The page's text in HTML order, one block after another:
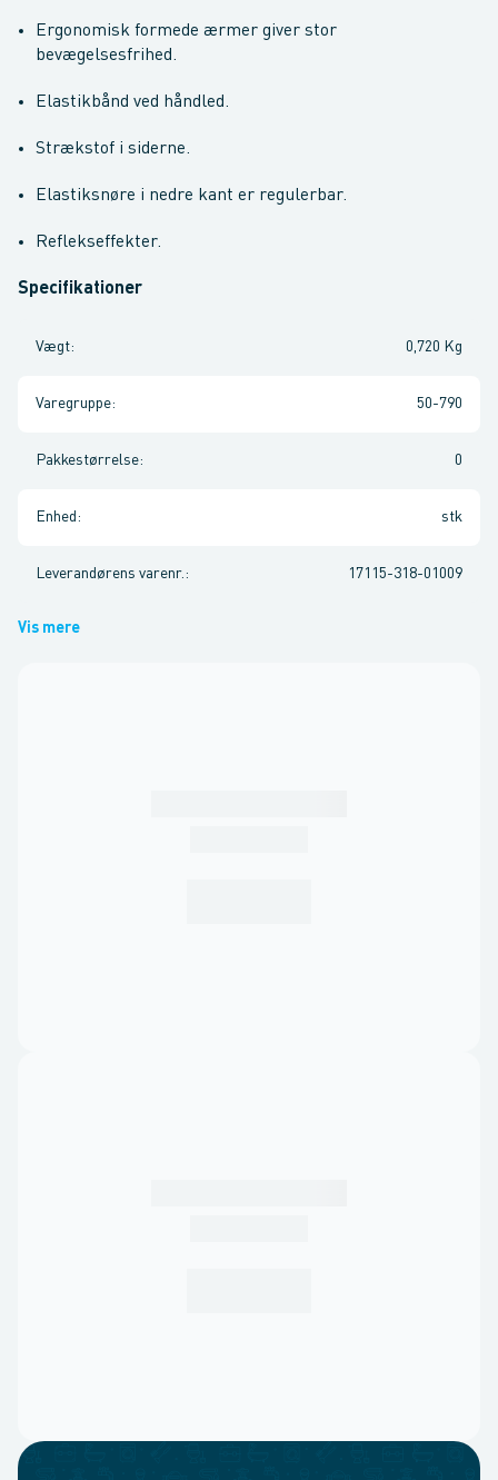
Ergonomisk formede ærmer giver stor
bevægelsesfrihed.
Elastikbånd ved håndled.
Strækstof i siderne.
Elastiksnøre i nedre kant er regulerbar.
Reflekseffekter.
Specifikationer
Vægt: 0,720 Kg
Varegruppe: 50-790
Pakkestørrelse: 0
Enhed : stk
Leverandørens varenr. : 17115-318-01009
Vis mere